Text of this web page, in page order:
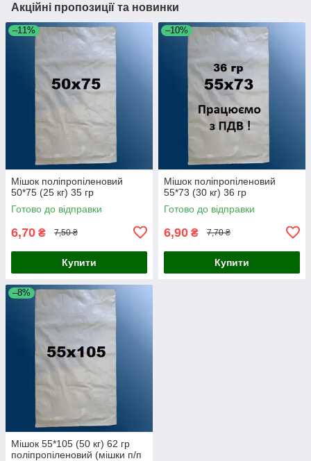
Акційні пропозиції та новинки
–11%
Мішок поліпропіленовий
50*75 (25 кг) 35 гр
Готово до відправки
6,70 ₴ 7,50 ₴
Купити
–10%
Мішок поліпропіленовий
55*73 (30 кг) 36 гр
Готово до відправки
6,90 ₴ 7,70 ₴
Купити
–8%
Мішок 55*105 (50 кг) 62 гр
поліпропіленовий (мішки п/п